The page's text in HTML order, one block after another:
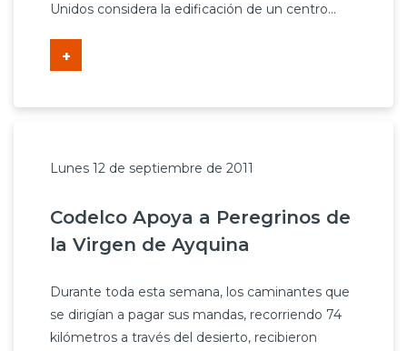
Unidos considera la edificación de un centro...
+
Lunes 12 de septiembre de 2011
Codelco Apoya a Peregrinos de
la Virgen de Ayquina
Durante toda esta semana, los caminantes que
se dirigían a pagar sus mandas, recorriendo 74
kilómetros a través del desierto, recibieron